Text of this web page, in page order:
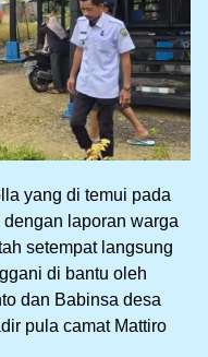
yang di temui pada
laporan warga
setempat langsung
di bantu oleh
dan Babinsa desa
pula camat Mattiro